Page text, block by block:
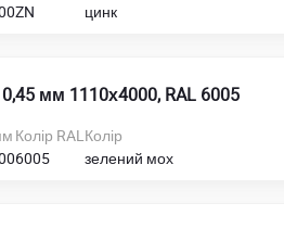
ZN
цинк
мм 1110х4000, RAL 6005
Колір RAL
6005
Колір
зелений мох